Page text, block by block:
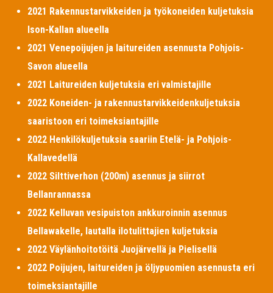
2021 Rakennustarvikkeiden ja työkoneiden kuljetuksia
Ison-Kallan alueella
2021 Venepoijujen ja laitureiden asennusta Pohjois-
Savon alueella
2021 Laitureiden kuljetuksia eri valmistajille
2022 Koneiden- ja rakennustarvikkeidenkuljetuksia
saaristoon eri toimeksiantajille
2022 Henkilökuljetuksia saariin Etelä- ja Pohjois-
Kallavedellä
2022 Silttiverhon (200m) asennus ja siirrot
Bellanrannassa
2022 Kelluvan vesipuiston ankkuroinnin asennus
Bellawakelle, lautalla ilotulittajien kuljetuksia
2022 Väylänhoitotöitä Juojärvellä ja Pielisellä
2022 Poijujen, laitureiden ja öljypuomien asennusta eri
toimeksiantajille